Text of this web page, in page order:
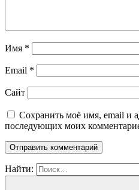
Имя *
Email *
Сайт
Сохранить моё имя, email и
последующих моих
Найти: